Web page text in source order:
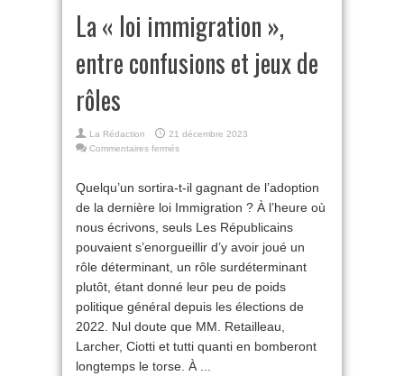
La « loi immigration »,
entre confusions et jeux de
rôles
La Rédaction
21 décembre 2023
Commentaires fermés
immigration »,
entre
et
jeux
Quelqu’un sortira-t-il gagnant de l’adoption
de la dernière loi Immigration ? À l’heure où
nous écrivons, seuls Les Républicains
pouvaient s’enorgueillir d’y avoir joué un
rôle déterminant, un rôle surdéterminant
plutôt, étant donné leur peu de poids
politique général depuis les élections de
2022. Nul doute que MM. Retailleau,
Larcher, Ciotti et tutti quanti en bomberont
longtemps le torse. À ...